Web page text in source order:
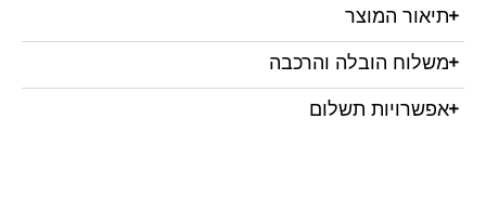
תיאור המוצר
משלוח הובלה והרכבה
אפשרויות תשלום